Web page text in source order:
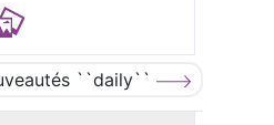
``daily``